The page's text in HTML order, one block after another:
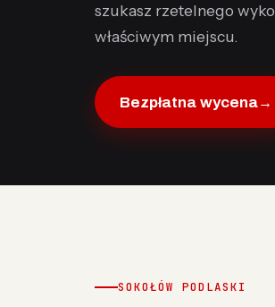
szukasz rzetelnego
właściwym miejscu.
Bezpłatna wycena→
SOKOŁÓW PODLASKI